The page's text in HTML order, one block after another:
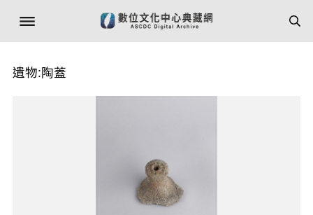
遺物:陶蓋